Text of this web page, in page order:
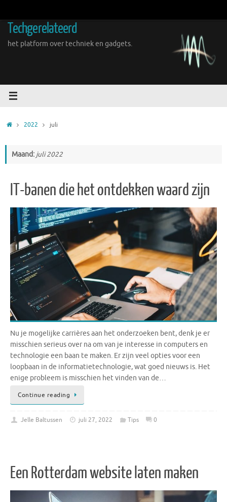
inhoud
Techgerelateerd
het platform over techniek en gadgets.
Home2022 juli
Maand: juli 2022
IT-banen die het ontdekken waard zijn
Nu je mogelijke carrières aan het onderzoeken bent, denk je er
misschien serieus over na om van je interesse in computers en
technologie een baan te maken. Er zijn veel opties voor een
loopbaan in de informatietechnologie, wat goed nieuws is. Het
enige probleem is misschien het vinden van de…
Continue reading
Jelle Baltussen juli 27, 2022 Tips 0
Een Rotterdam website laten maken